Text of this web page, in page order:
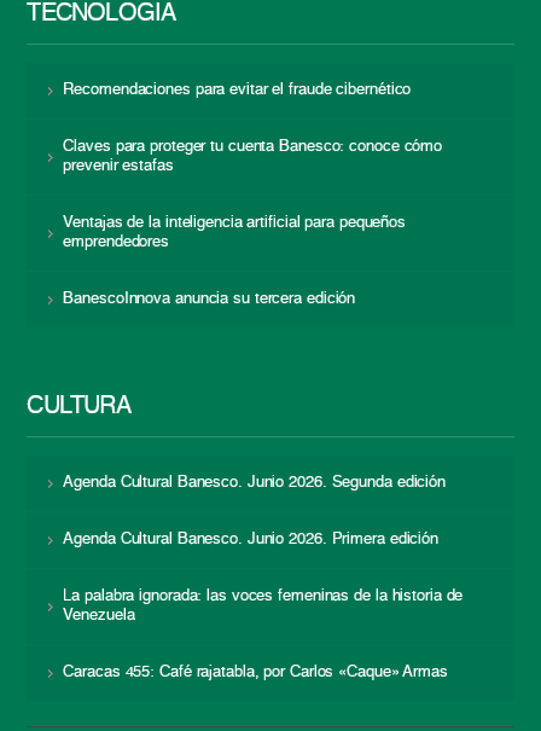
TECNOLOGÍA
Recomendaciones para evitar el fraude cibernético
Claves para proteger tu cuenta Banesco: conoce cómo
prevenir estafas
Ventajas de la inteligencia artificial para pequeños
emprendedores
BanescoInnova anuncia su tercera edición
CULTURA
Agenda Cultural Banesco. Junio 2026. Segunda edición
Agenda Cultural Banesco. Junio 2026. Primera edición
La palabra ignorada: las voces femeninas de la historia de
Venezuela
Caracas 455: Café rajatabla, por Carlos «Caque» Armas